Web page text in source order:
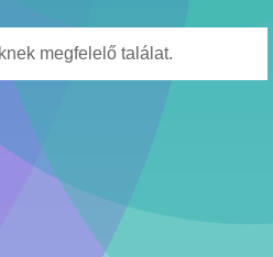
megfelelő találat.